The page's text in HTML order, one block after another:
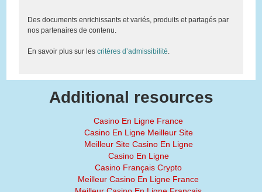
Des documents enrichissants et variés, produits et partagés par
nos partenaires de contenu.
En savoir plus sur les critères d’admissibilité.
Additional resources
Casino En Ligne France
Casino En Ligne Meilleur Site
Meilleur Site Casino En Ligne
Casino En Ligne
Casino Français Crypto
Meilleur Casino En Ligne France